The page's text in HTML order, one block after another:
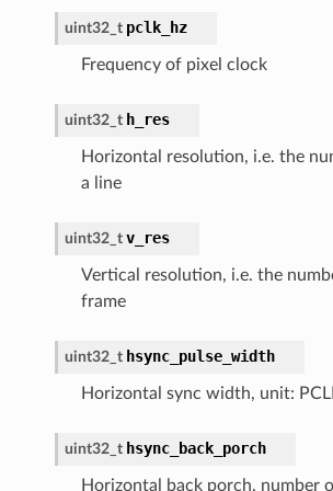
uint32_t pclk_hz
Frequency of pixel clock
uint32_t h_res
Horizontal resolution, i.e. the
a line
uint32_t v_res
Vertical resolution, i.e. the
frame
uint32_t hsync_pulse_width
Horizontal sync width, unit:
uint32_t hsync_back_porch
Horizontal back porch, number